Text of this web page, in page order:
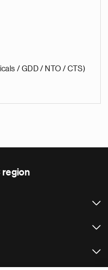
/ GDD / NTO / CTS)
region